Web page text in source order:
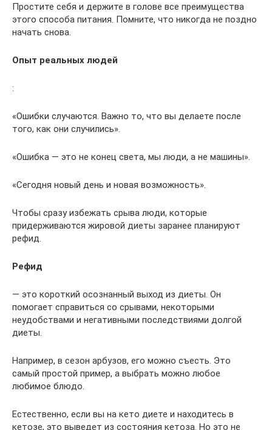
Простите себя и держите в голове все преимущества
этого способа питания. Помните, что никогда не поздно
начать снова.
Опыт реальных людей
:
«Ошибки случаются. Важно то, что вы делаете после
того, как они случились».
«Ошибка — это не конец света, мы люди, а не машины».
«Сегодня новый день и новая возможность».
Чтобы сразу избежать срыва люди, которые
придерживаются жировой диеты заранее планируют
рефид.
Рефид
— это короткий осознанный выход из диеты. Он
помогает справиться со срывами, некоторыми
неудобствами и негативными последствиями долгой
диеты.
Например, в сезон арбузов, его можно съесть. Это
самый простой пример, а выбрать можно любое
любимое блюдо.
Естественно, если вы на кето диете и находитесь в
кетозе, это выведет из состояния кетоза. Но это не